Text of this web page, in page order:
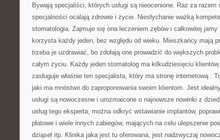
Bywają specjaliści, których usługi są nieocenione. Raz za
specjalności ocalają zdrowie i życie. Niesłychanie ważką
stomatologia. Zajmuje się ona leczeniem zębów i całkowitej jamy
korzysta każdy jeden, bez względu od wieku. Mieszkańcy mają
trzeba je uzdrawiać, bo zdołają one prowadzić do większych
całym życiu. Każdy jeden stomatolog ma kilkudziesięciu
zasługuje właśnie ten specjalista, który ma stronę internetową .
jaki ma mnóstwo do zaproponowania swoim klientom. Jest
usługi są nowoczesne i urozmaicone o najnowsze nowinki z
usług tego eksperta, można odkryć wstawianie implantów,
płatowe i wiele innych zabiegów, mających na celu ulepszenie
dziąseł itp. Klinika jaka jest tu oferowana, jest nadzwyczaj